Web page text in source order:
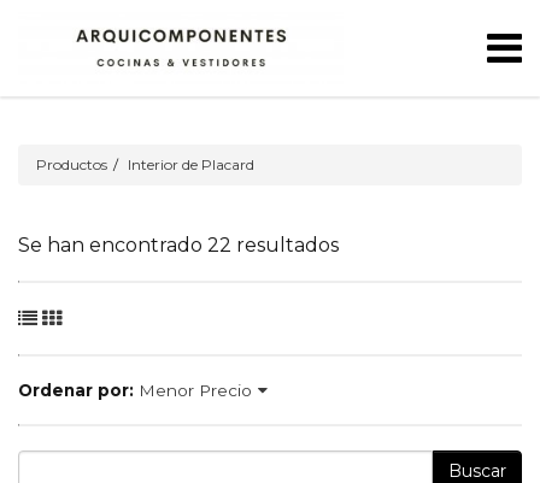
Productos Interior de Placard
Se han encontrado 22 resultados
Ordenar por: Menor Precio
Buscar